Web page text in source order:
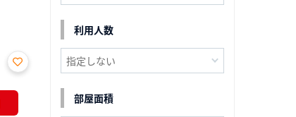
に入
り登
利用人数
部屋面積